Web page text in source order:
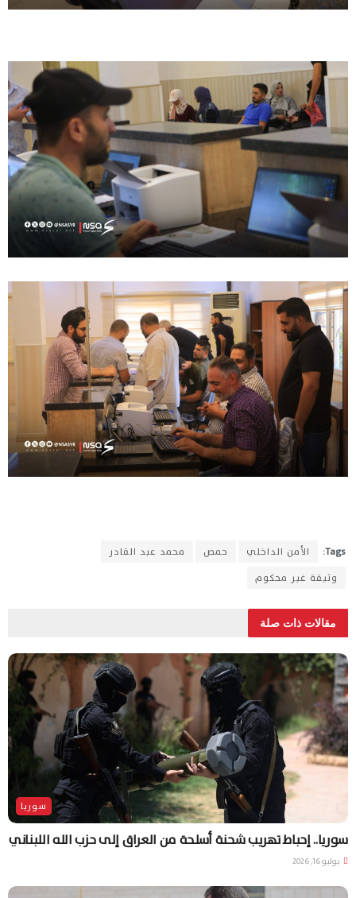
Tags: الأمن الداخلي حمص
محمد عبد القادر
وثيقة غير محكوم
مقالات ذات صلة
سوريا
سوريا.. إحباط تهريب شحنة أسلحة من العراق إلى حزب الله اللبناني
يوليو 16, 2026